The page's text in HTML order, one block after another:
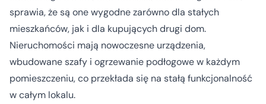
sprawia, że są one wygodne zarówno dla stałych
mieszkańców, jak i dla kupujących drugi dom.
Nieruchomości mają nowoczesne urządzenia,
wbudowane szafy i ogrzewanie podłogowe w każdym
pomieszczeniu, co przekłada się na stałą funkcjonalność
w całym lokalu.